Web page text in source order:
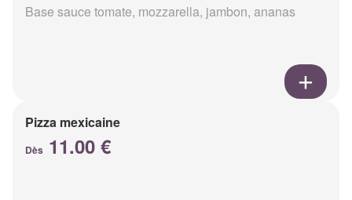
Base sauce tomate, mozzarella, jambon, ananas
Pizza mexicaine
Dès 11.00 €